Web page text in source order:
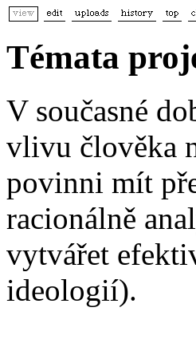
Témata
V současné
vlivu člověka
povinni mít
racionálně
vytvářet
ideologií).